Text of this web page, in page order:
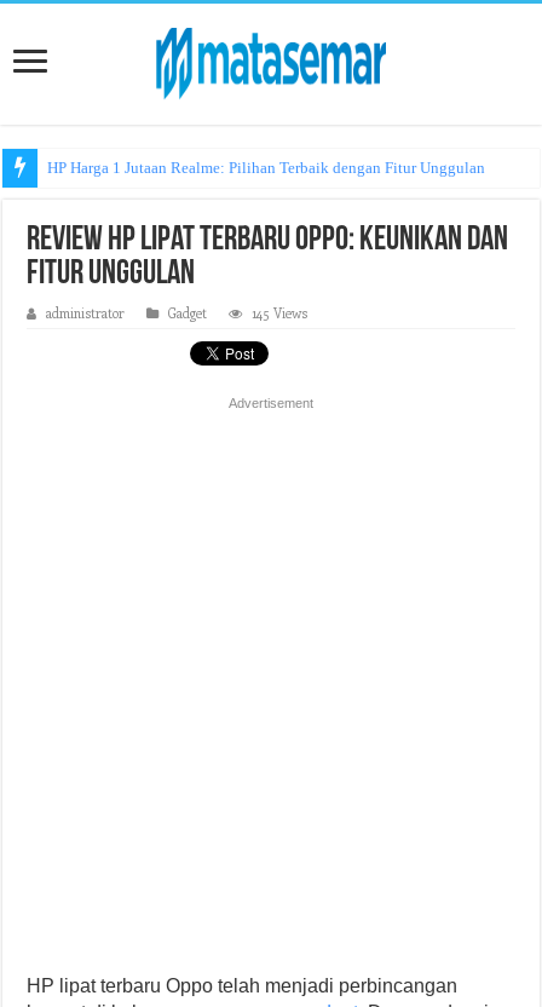
HP Harga 1 Jutaan Realme: Pilihan Terbaik dengan Fitur Unggulan
Review HP Lipat Terbaru Oppo: Keunikan dan
Fitur Unggulan
administrator Gadget 145 Views
Advertisement
HP lipat terbaru Oppo telah menjadi perbincangan